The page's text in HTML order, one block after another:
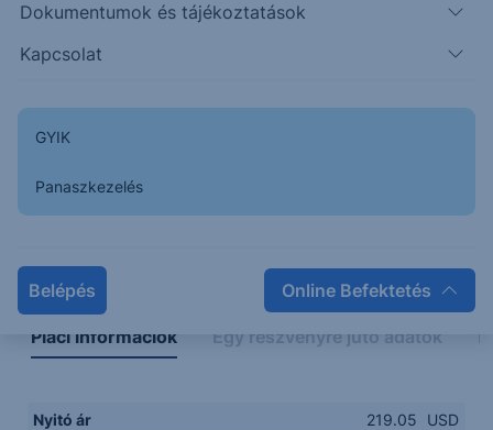
Dokumentumok és tájékoztatások
Kapcsolat
GYIK
Panaszkezelés
Belépés Online Befektetés
205.00
Napon belüli Historikus
Piaci információk Egy részvényre jutó adatok
Nyitó ár 219.05
USD